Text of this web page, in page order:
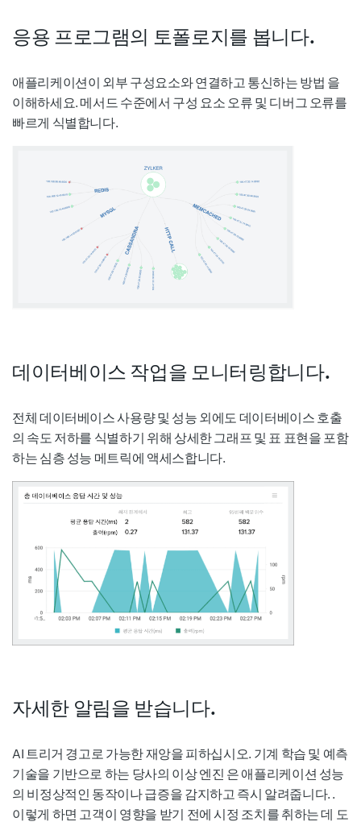
응용 프로그램의 토폴로지를 봅니다.
애플리케이션이 외부 구성요소와 연결하고 통신하는 방법 을
이해하세요. 메서드 수준에서 구성 요소 오류 및 디버그 오류를
빠르게 식별합니다.
데이터베이스 작업을 모니터링합니다.
전체 데이터베이스 사용량 및 성능 외에도 데이터베이스 호출
의 속도 저하를 식별하기 위해 상세한 그래프 및 표 표현을 포함
하는 심층 성능 메트릭에 액세스합니다.
자세한 알림을 받습니다.
AI 트리거 경고로 가능한 재앙을 피하십시오. 기계 학습 및 예측
기술을 기반으로 하는 당사의 이상 엔진 은 애플리케이션 성능
의 비정상적인 동작이나 급증을 감지하고 즉시 알려줍니다. .
이렇게 하면 고객이 영향을 받기 전에 시정 조치를 취하는 데 도